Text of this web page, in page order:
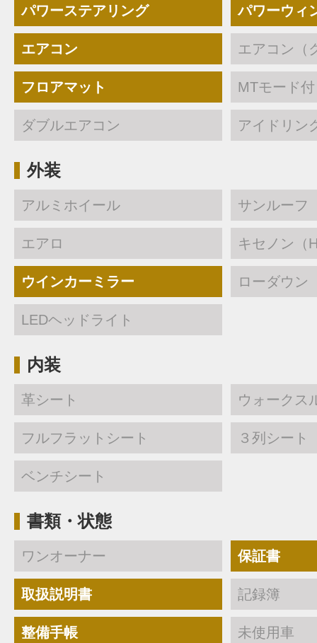
パワーステアリング パワーウィ
エアコン エアコン（
フロアマット MTモード
ダブルエアコン アイドリン
外装
アルミホイール サンルーフ
エアロ キセノン（
ウインカーミラー ローダウン
LEDヘッドライト
内装
革シート ウォークス
フルフラットシート ３列シート
ベンチシート
書類・状態
ワンオーナー 保証書
取扱説明書 記録簿
整備手帳 未使用車